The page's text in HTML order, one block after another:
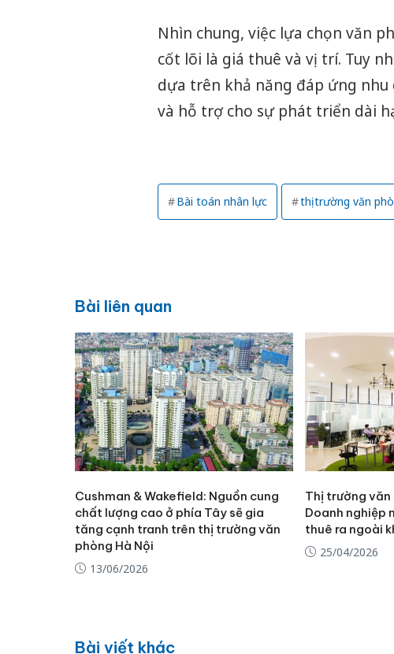
Nhìn chung, việc lựa chọn văn
cốt lõi là giá thuê và vị trí. Tuy
dựa trên khả năng đáp ứng
và hỗ trợ cho sự phát triển dài
Bài toán nhân lực thị trường văn
Bài liên quan
Cushman & Wakefield: Nguồn cung
chất lượng cao ở phía Tây sẽ gia
tăng cạnh tranh trên thị trường văn
phòng Hà Nội
13/06/2026
Thị trường văn
Doanh nghiệp
thuê ra ngoài
25/04/2026
Bài viết khác